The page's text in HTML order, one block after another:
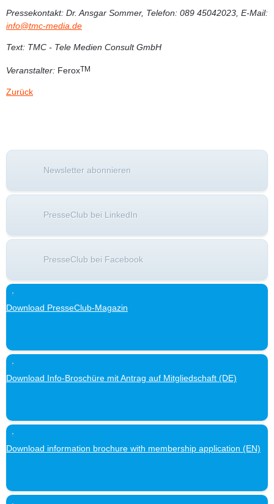
Pressekontakt: Dr. Ansgar Sommer, Telefon: 089 45042023, E-Mail:
info@tmc-media.de
Text: TMC - Tele Medien Consult GmbH
Veranstalter: FeroxTM
Zurück
Newsletter abonnieren
PresseClub bei LinkedIn
PresseClub bei Facebook
Download PresseClub-Magazin
Download Info-Broschüre mit Antrag auf Mitgliedschaft (DE)
Download information brochure with membership application (EN)